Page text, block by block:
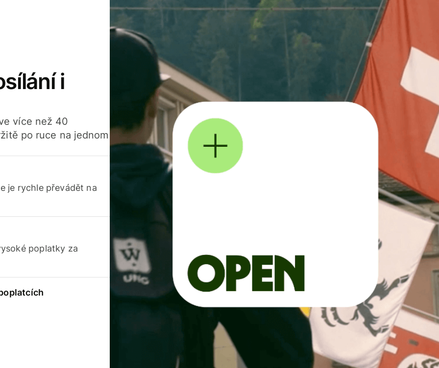
i
více než 40
po ruce na jednom
je rychle převádět na
poplatky za